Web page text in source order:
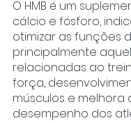
O HMB é um
cálcio e fósforo,
otimizar as funções
principalmente
relacionadas ao
força,
músculos e melhora
desempenho dos